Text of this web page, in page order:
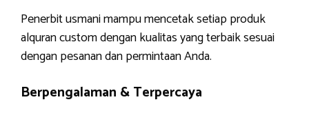
Penerbit usmani mampu mencetak setiap produk
alquran custom dengan kualitas yang terbaik sesuai
dengan pesanan dan permintaan Anda.
Berpengalaman & Terpercaya